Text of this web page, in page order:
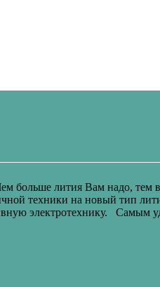
больше лития Вам надо,
техники на новый тип
электротехнику. Самым